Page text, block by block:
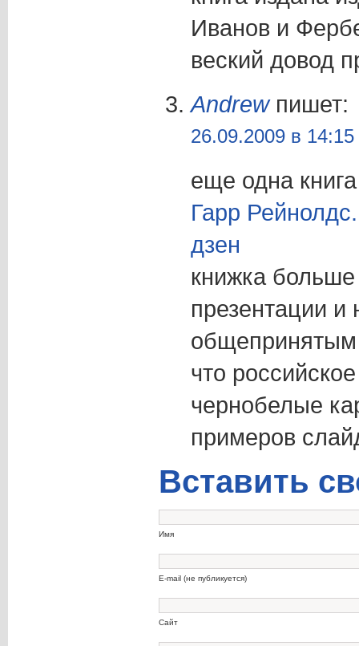
Иванов и
веский довод
Andrewпишет:
26.09.2009 в 14:15
еще одна
Гарр
дзен
книжка
презентации и
общепринятым
что
чернобелые
примеров
Вставить
Имя
E-mail (не публикуется)
Сайт